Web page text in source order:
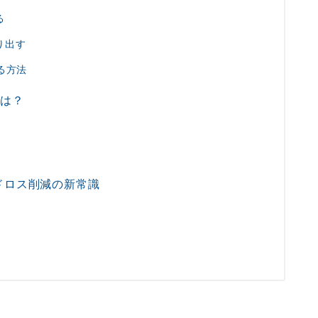
出す
方法
？
ス削減の新常識